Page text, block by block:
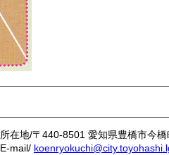
所在地/〒440-8501 愛知県豊橋市今
E-mail/